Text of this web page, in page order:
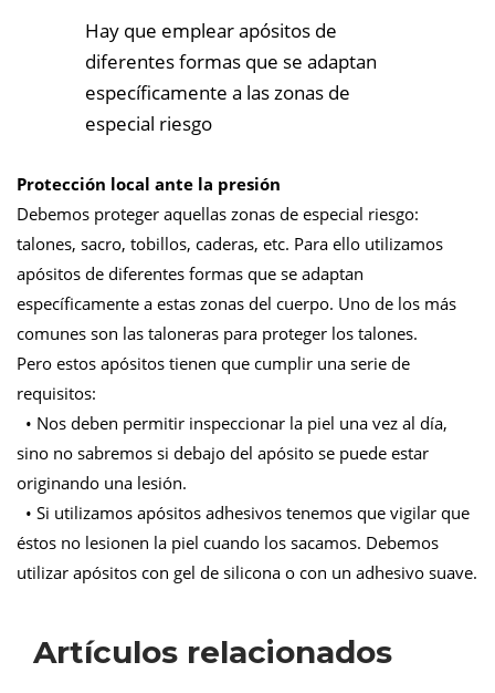
Hay que emplear apósitos de
diferentes formas que se adaptan
específicamente a las zonas de
especial riesgo
Protección local ante la presión
Debemos proteger aquellas zonas de especial riesgo:
talones, sacro, tobillos, caderas, etc. Para ello utilizamos
apósitos de diferentes formas que se adaptan
específicamente a estas zonas del cuerpo. Uno de los más
comunes son las taloneras para proteger los talones.
Pero estos apósitos tienen que cumplir una serie de
requisitos:
• Nos deben permitir inspeccionar la piel una vez al día,
sino no sabremos si debajo del apósito se puede estar
originando una lesión.
• Si utilizamos apósitos adhesivos tenemos que vigilar que
éstos no lesionen la piel cuando los sacamos. Debemos
utilizar apósitos con gel de silicona o con un adhesivo suave.
Artículos relacionados